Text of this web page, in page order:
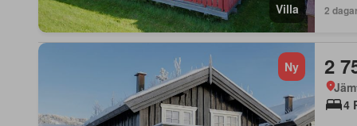
Villa 2
Ny 2
4